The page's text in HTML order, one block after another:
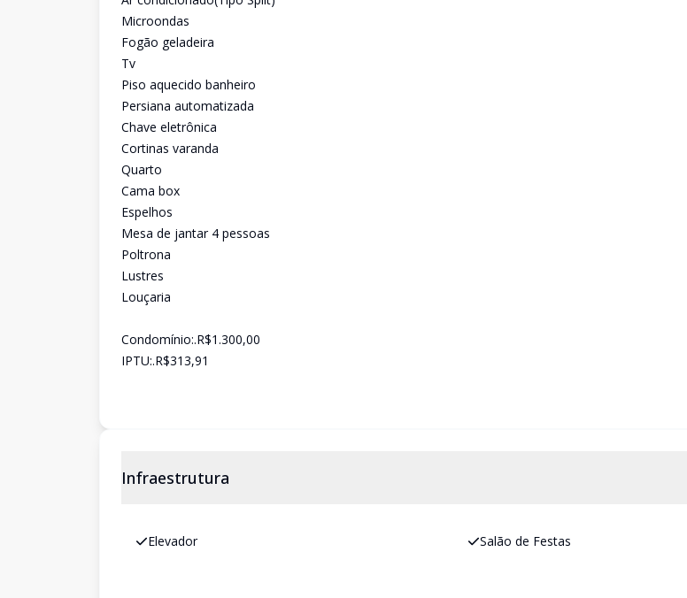
Microondas
Fogão geladeira
Tv
Piso aquecido banheiro
Persiana automatizada
Chave eletrônica
Cortinas varanda
Quarto
Cama box
Espelhos
Mesa de jantar 4 pessoas
Poltrona
Lustres
Louçaria
Condomínio:.R$1.300,00
IPTU:.R$313,91
Infraestrutura
Elevador Salão de Festas